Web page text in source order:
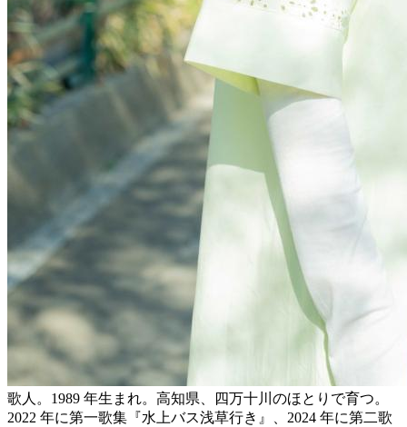
歌人。1989 年生まれ。高知県、四万十川のほとりで育つ。
2022 年に第一歌集『水上バス浅草行き』、2024 年に第二歌